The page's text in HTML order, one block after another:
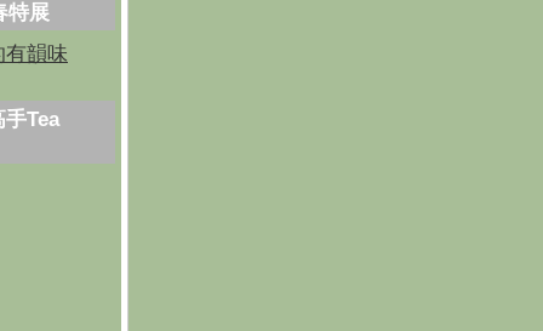
特展
有韻味
Tea